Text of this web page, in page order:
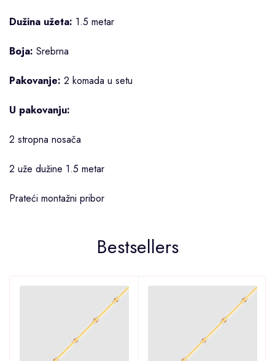
Dužina užeta: 1.5 metar
Boja: Srebrna
Pakovanje: 2 komada u setu
U pakovanju:
2 stropna nosača
2 uže dužine 1.5 metar
Prateći montažni pribor
Bestsellers